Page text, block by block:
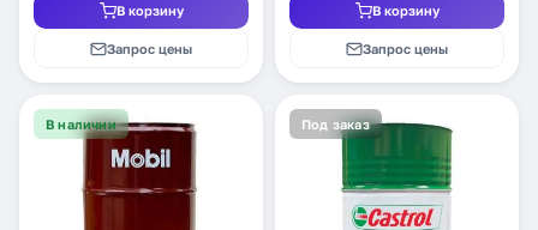
В корзину
Запрос цены
В корзину
Запрос цены
В наличии Под заказ